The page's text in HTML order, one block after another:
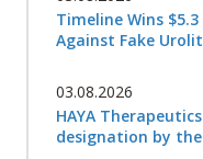
Timeline Wins
Against Fake
03.08.2026
HAYA
designation by the